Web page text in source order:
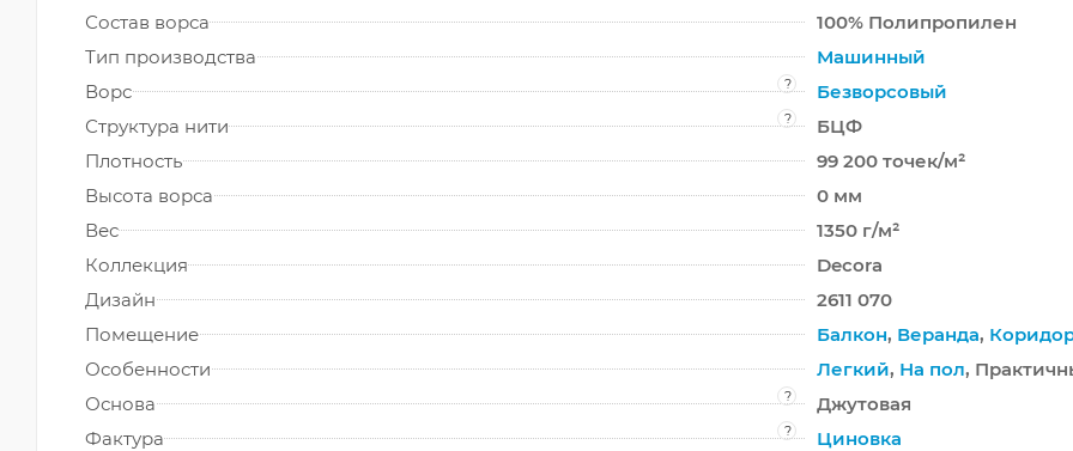
Состав ворса
100% Полипропилен
Тип производства
Машинный
Ворс
?
Безворсовый
Структура нити
?
БЦФ
Плотность
99 200 точек/м²
Высота ворса
0 мм
Вес
1350 г/м²
Коллекция
Decora
Дизайн
2611 070
Помещение
Балкон, Веранда,
Особенности
Легкий, На пол,
Основа
?
Джутовая
Фактура
?
Циновка